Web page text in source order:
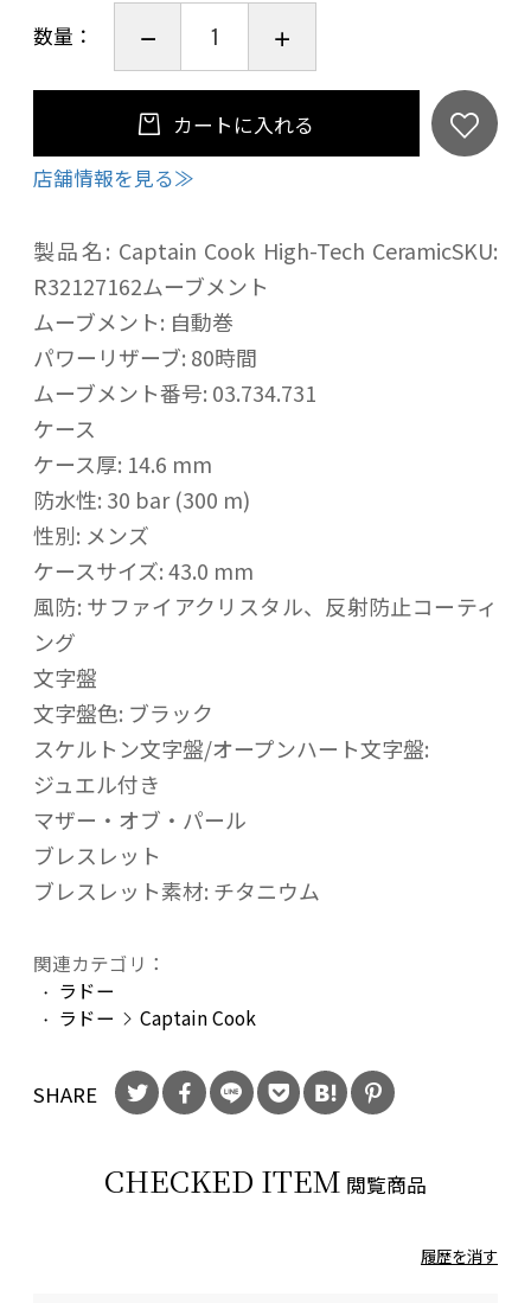
数量：
カートに入れる
店舗情報を見る≫
製品名: Captain Cook High-Tech CeramicSKU:
R32127162ムーブメント
ムーブメント: 自動巻
パワーリザーブ: 80時間
ムーブメント番号: 03.734.731
ケース
ケース厚: 14.6 mm
防水性: 30 bar (300 m)
性別: メンズ
ケースサイズ: 43.0 mm
風防: サファイアクリスタル、反射防止コーティ
ング
文字盤
文字盤色: ブラック
スケルトン文字盤/オープンハート文字盤:
ジュエル付き
マザー・オブ・パール
ブレスレット
ブレスレット素材: チタニウム
関連カテゴリ：
ラドー
ラドー
Captain Cook
SHARE
CHECKED ITEM 閲覧商品
履歴を消す